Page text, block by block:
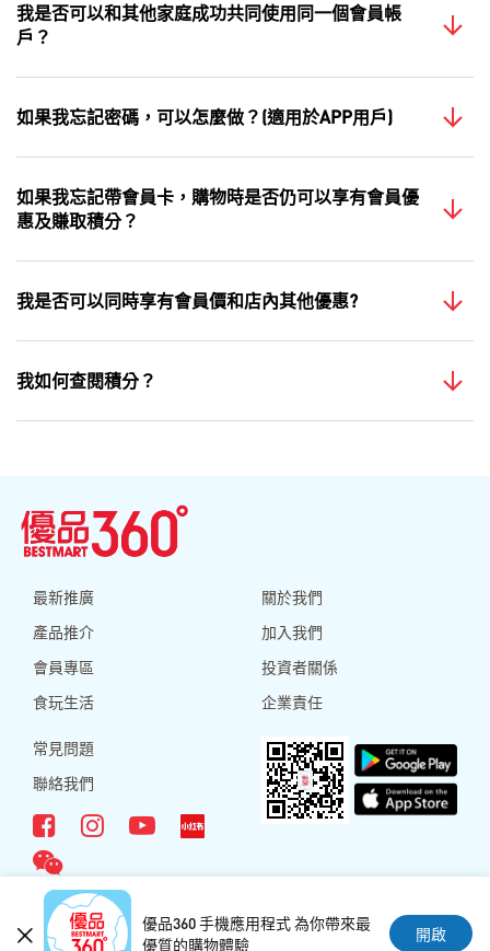
優品360 手機應用程式 為你帶來最
優質的購物體驗
開啟
我是否可以和其他家庭成功共同使用同一個會員帳
戶？
如果我忘記密碼，可以怎麼做？(適用於APP用戶)
如果我忘記帶會員卡，購物時是否仍可以享有會員優
惠及賺取積分？
我是否可以同時享有會員價和店內其他優惠?
我如何查閱積分？
最新推廣
產品推介
會員專區
食玩生活
關於我們
加入我們
投資者關係
企業責任
常見問題
聯絡我們
© 2026 優品360˚食品(集團)有限公司